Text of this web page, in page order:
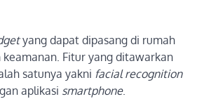
yang dapat dipasang di rumah
Fitur yang ditawarkan
satunya yakni facial recognition
aplikasi smartphone.